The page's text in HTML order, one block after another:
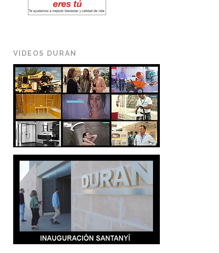
VIDEOS DURAN